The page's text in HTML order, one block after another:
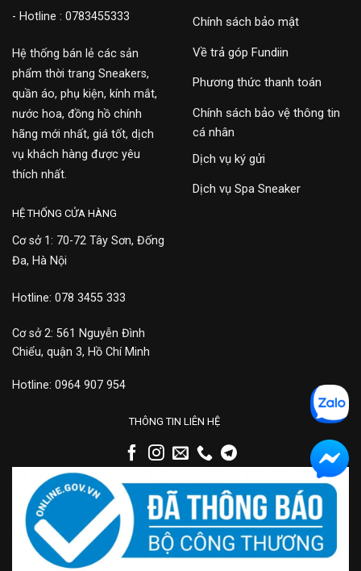
- Hotline : 0783455333
Hệ thống bán lẻ các sản
phẩm thời trang Sneakers,
quần áo, phụ kiện, kính mắt,
nước hoa, đồng hồ chính
hãng mới nhất, giá tốt, dịch
vụ khách hàng được yêu
thích nhất.
Chính sách bảo mật
Về trả góp Fundiin
Phương thức thanh toán
Chính sách bảo vệ thông tin
cá nhân
Dịch vụ ký gửi
Dịch vụ Spa Sneaker
HỆ THỐNG CỬA HÀNG
Cơ sở 1: 70-72 Tây Sơn, Đống
Đa, Hà Nội
Hotline: 078 3455 333
Cơ sở 2: 561 Nguyễn Đình
Chiểu, quận 3, Hồ Chí Minh
Hotline: 0964 907 954
THÔNG TIN LIÊN HỆ